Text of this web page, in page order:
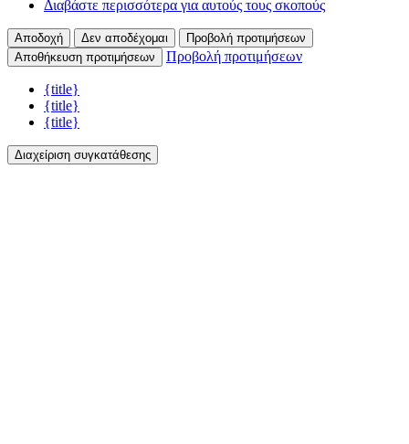
Διαβάστε περισσότερα για αυτούς τους σκοπούς
Αποδοχή Δεν αποδέχομαι
Προβολή προτιμήσεων
Αποθήκευση προτιμήσεων
Προβολή προτιμήσεων
{title}
{title}
{title}
Διαχείριση συγκατάθεσης